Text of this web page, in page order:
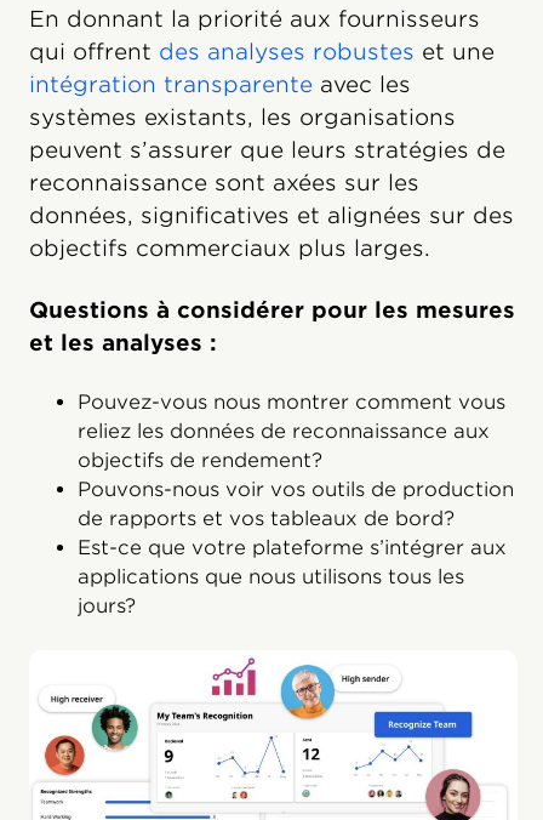
En donnant la priorité aux fournisseurs
qui offrent des analyses robustes et une
intégration transparente avec les
systèmes existants, les organisations
peuvent s’assurer que leurs stratégies de
reconnaissance sont axées sur les
données, significatives et alignées sur des
objectifs commerciaux plus larges.
Questions à considérer pour les mesures
et les analyses :
Pouvez-vous nous montrer comment vous
reliez les données de reconnaissance aux
objectifs de rendement?
Pouvons-nous voir vos outils de production
de rapports et vos tableaux de bord?
Est-ce que votre plateforme s’intégrer aux
applications que nous utilisons tous les
jours?